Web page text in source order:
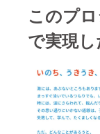
このプ
で実現